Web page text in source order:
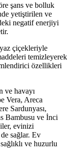
şans ve bolluk
yetiştirilen ve
negatif enerjiyi
çiçekleriyle
temizleyerek
özellikleri
ve havayı
Vera, Areca
Sardunyası,
Bambusu ve İnci
evinizi
sağlar. Ev
ve huzurlu